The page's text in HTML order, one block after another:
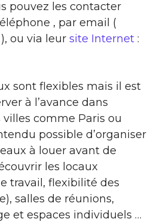
pouvez les contacter
, par email (
ou via leur site Internet :
sont flexibles mais il est
à l’avance dans
comme Paris ou
possible d’organiser
à louer avant de
les locaux
travail, flexibilité des
salles de réunions,
et espaces individuels …